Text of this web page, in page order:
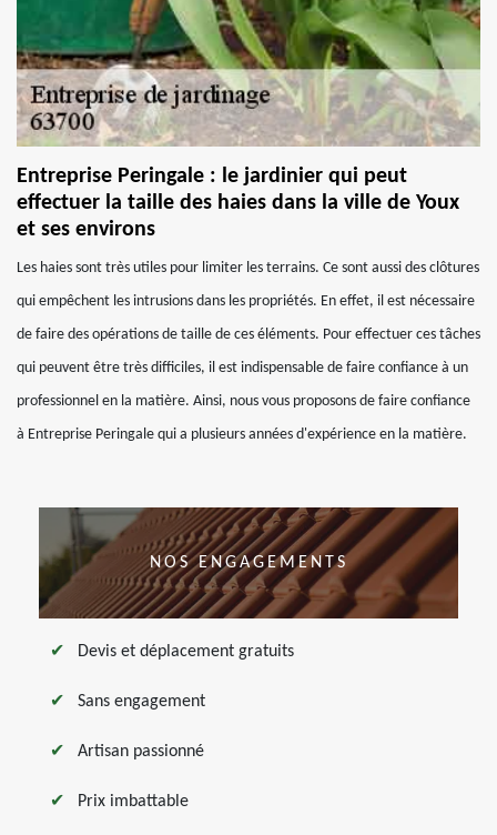
Entreprise Peringale : le jardinier qui peut
effectuer la taille des haies dans la ville de Youx
et ses environs
Les haies sont très utiles pour limiter les terrains. Ce sont aussi des clôtures
qui empêchent les intrusions dans les propriétés. En effet, il est nécessaire
de faire des opérations de taille de ces éléments. Pour effectuer ces tâches
qui peuvent être très difficiles, il est indispensable de faire confiance à un
professionnel en la matière. Ainsi, nous vous proposons de faire confiance
à Entreprise Peringale qui a plusieurs années d'expérience en la matière.
NOS ENGAGEMENTS
Devis et déplacement gratuits
Sans engagement
Artisan passionné
Prix imbattable